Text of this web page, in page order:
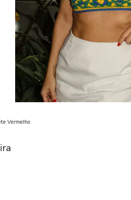
Vermelho